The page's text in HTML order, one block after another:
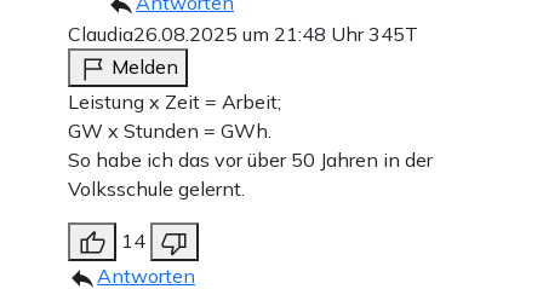
Claudia26.08.2025 um 21:48 Uhr345T
Melden
Leistung x Zeit = Arbeit;
GW x Stunden = GWh.
So habe ich das vor über 50 Jahren in der
Volksschule gelernt.
14
Antworten